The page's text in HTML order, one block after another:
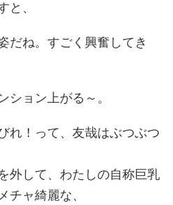
、
だね。すごく興奮してき
ョン上がる～。
れ！って、友哉はぶつぶつ
外して、わたしの自称巨乳
ャ綺麗な、